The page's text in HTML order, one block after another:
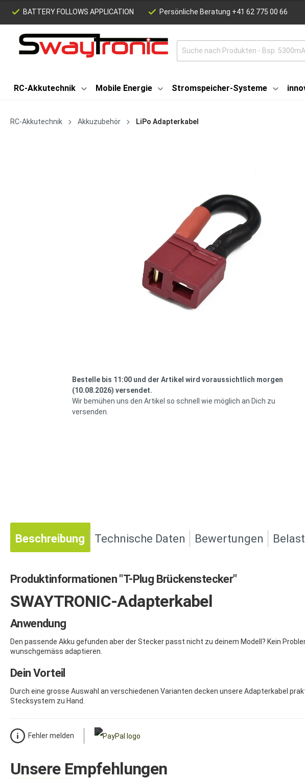
BATTERY FOLLOWS APPLICATION Persönliche Beratung +41 62 775 00 66
RC-Akkutechnik Mobile Energie Stromspeicher-Systeme
RC-Akkutechnik Akkuzubehör LiPo Adapterkabel
Bestelle bis 11:00 und der Artikel wird voraussichtlich morgen
(10.08.2026) versendet.
Wir bemühen uns den Artikel so schnell wie möglich an Dich zu
versenden.
Beschreibung Technische Daten Bewertungen
Produktinformationen "T-Plug Brückenstecker"
SWAYTRONIC-Adapterkabel
Anwendung
Den passende Akku gefunden aber der Stecker passt nicht zu deinem Modell? Kein
wunschgemäss adaptieren.
Dein Vorteil
Durch eine grosse Auswahl an verschiedenen Varianten decken unsere Adapterkabel
Stecksystem zu Hand.
Fehler melden
Unsere Empfehlungen